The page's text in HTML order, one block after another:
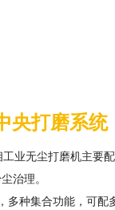
央打磨系统
业无尘打磨机主要
治理。
多种集合功能，可配